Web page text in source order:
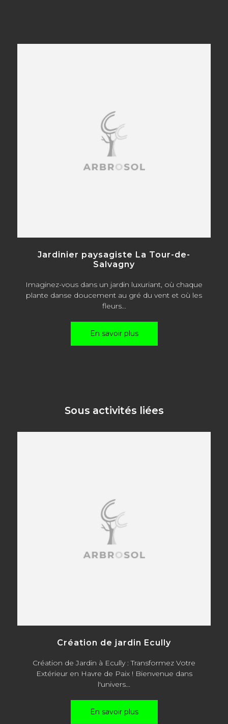
Jardinier paysagiste La Tour-de-
Salvagny
Imaginez-vous dans un jardin luxuriant, où chaque
plante danse doucement au gré du vent et où les
fleurs...
En savoir plus
Sous activités liées
Création de jardin Ecully
Création de Jardin à Ecully : Transformez Votre
Extérieur en Havre de Paix ! Bienvenue dans
l'univers...
En savoir plus